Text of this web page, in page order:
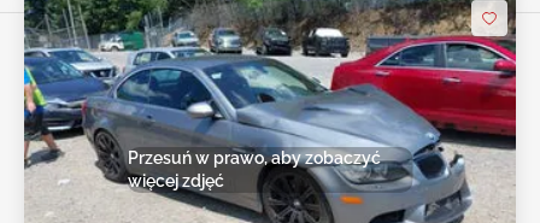
Przesuń w prawo, aby zobaczyć
więcej zdjęć